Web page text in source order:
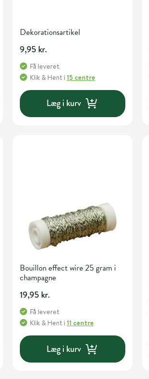
Dekorationsartikel
9,95 kr.
Få leveret
Klik & Hent i 15 centre
Læg i kurv
Bouillon effect wire 25 gram i
champagne
19,95 kr.
Få leveret
Klik & Hent i 11 centre
Læg i kurv